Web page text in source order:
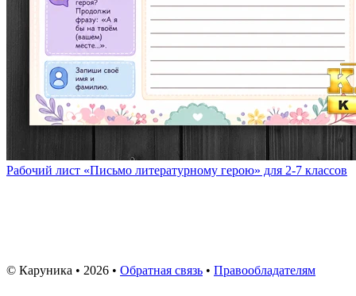
Рабочий лист «Письмо литературному герою» для 2-7 классов
© Каруника • 2026 • Обратная связь • Правообладателям